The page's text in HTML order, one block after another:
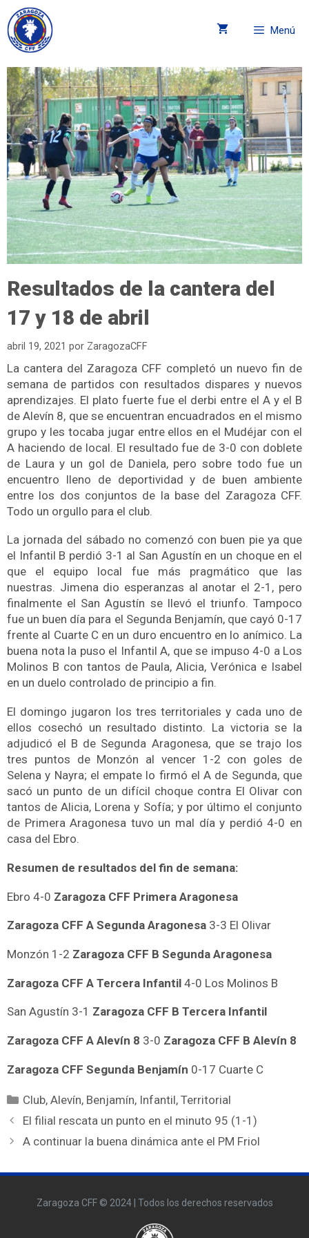
Menú
Resultados de la cantera del
17 y 18 de abril
abril 19, 2021 por ZaragozaCFF
La cantera del Zaragoza CFF completó un nuevo fin de
semana de partidos con resultados dispares y nuevos
aprendizajes. El plato fuerte fue el derbi entre el A y el B
de Alevín 8, que se encuentran encuadrados en el mismo
grupo y les tocaba jugar entre ellos en el Mudéjar con el
A haciendo de local. El resultado fue de 3-0 con doblete
de Laura y un gol de Daniela, pero sobre todo fue un
encuentro lleno de deportividad y de buen ambiente
entre los dos conjuntos de la base del Zaragoza CFF.
Todo un orgullo para el club.
La jornada del sábado no comenzó con buen pie ya que
el Infantil B perdió 3-1 al San Agustín en un choque en el
que el equipo local fue más pragmático que las
nuestras. Jimena dio esperanzas al anotar el 2-1, pero
finalmente el San Agustín se llevó el triunfo. Tampoco
fue un buen día para el Segunda Benjamín, que cayó 0-17
frente al Cuarte C en un duro encuentro en lo anímico. La
buena nota la puso el Infantil A, que se impuso 4-0 a Los
Molinos B con tantos de Paula, Alicia, Verónica e Isabel
en un duelo controlado de principio a fin.
El domingo jugaron los tres territoriales y cada uno de
ellos cosechó un resultado distinto. La victoria se la
adjudicó el B de Segunda Aragonesa, que se trajo los
tres puntos de Monzón al vencer 1-2 con goles de
Selena y Nayra; el empate lo firmó el A de Segunda, que
sacó un punto de un difícil choque contra El Olivar con
tantos de Alicia, Lorena y Sofía; y por último el conjunto
de Primera Aragonesa tuvo un mal día y perdió 4-0 en
casa del Ebro.
Resumen de resultados del fin de semana:
Ebro 4-0 Zaragoza CFF Primera Aragonesa
Zaragoza CFF A Segunda Aragonesa 3-3 El Olivar
Monzón 1-2 Zaragoza CFF B Segunda Aragonesa
Zaragoza CFF A Tercera Infantil 4-0 Los Molinos B
San Agustín 3-1 Zaragoza CFF B Tercera Infantil
Zaragoza CFF A Alevín 8 3-0 Zaragoza CFF B Alevín 8
Zaragoza CFF Segunda Benjamín 0-17 Cuarte C
Club,Alevín, Benjamín, Infantil,Territorial
El filial rescata un punto en el minuto 95 (1-1)
A continuar la buena dinámica ante el PM Friol
Zaragoza CFF © 2024 | Todos los derechos reservados